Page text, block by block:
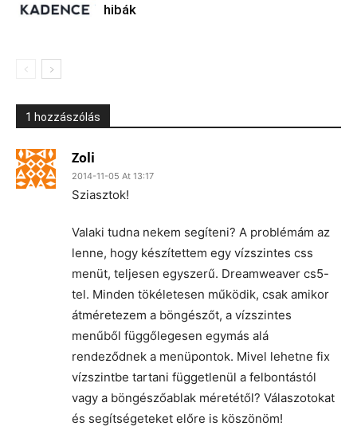
hibák
1 hozzászólás
Zoli
2014-11-05 At 13:17
Sziasztok!
Valaki tudna nekem segíteni? A problémám az
lenne, hogy készítettem egy vízszintes css
menüt, teljesen egyszerű. Dreamweaver cs5-
tel. Minden tökéletesen működik, csak amikor
átméretezem a böngészőt, a vízszintes
menűből függőlegesen egymás alá
rendeződnek a menüpontok. Mivel lehetne fix
vízszintbe tartani függetlenül a felbontástól
vagy a böngészőablak méretétől? Válaszotokat
és segítségeteket előre is köszönöm!